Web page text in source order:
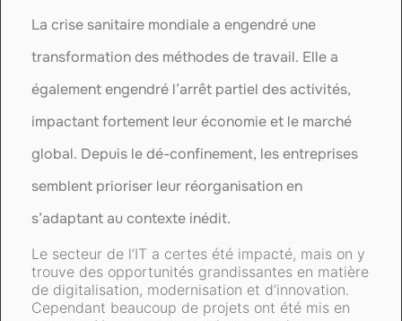
La crise sanitaire mondiale a engendré une
transformation des méthodes de travail. Elle a
également engendré l’arrêt partiel des activités,
impactant fortement leur économie et le marché
global. Depuis le dé-confinement, les entreprises
semblent prioriser leur réorganisation en
s’adaptant au contexte inédit.
Le secteur de l’IT a certes été impacté, mais on y
trouve des opportunités grandissantes en matière
de digitalisation, modernisation et d’innovation.
Cependant beaucoup de projets ont été mis en